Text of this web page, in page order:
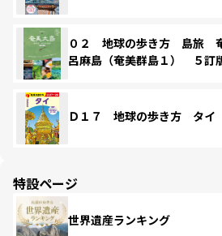
０２ 地球の歩き方 島旅
呂麻島（奄美群島１） ５訂
Ｄ１７ 地球の歩き方 タイ
特設ページ
世界遺産ランキング